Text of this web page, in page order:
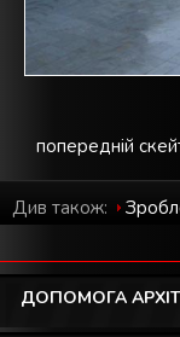
попередній
Див також:
ДОПОМОГА